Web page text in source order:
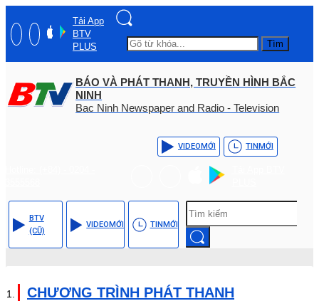
Tải App
BTV
PLUS
Tìm
BÁO VÀ PHÁT THANH, TRUYỀN HÌNH BẮC
NINH
Bac Ninh Newspaper and Radio - Television
VIDEOMỚI TINMỚI
BTV
(CŨ)
VIDEOMỚI TINMỚI
CHƯƠNG TRÌNH PHÁT THANH